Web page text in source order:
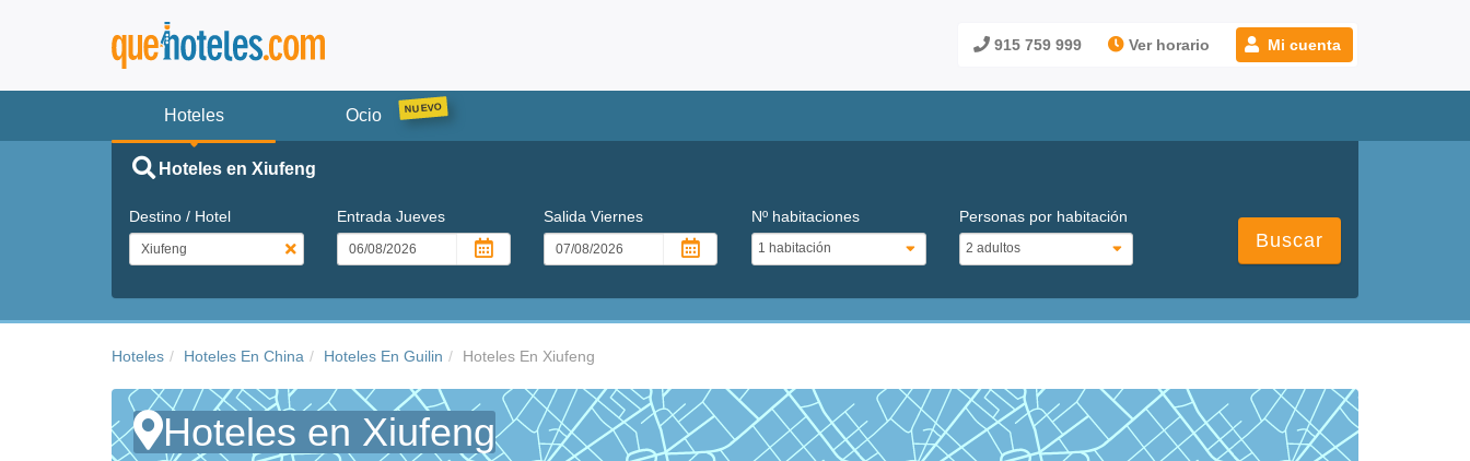
915 759 999 Ver horario Mi cuenta
Hoteles Ocio
Hoteles en Xiufeng
Destino / Hotel Entrada Jueves SalidaViernes Nº habitaciones Personas por habitación
Buscar
Hoteles Hoteles En China Hoteles En Guilin Hoteles En Xiufeng
Hoteles en Xiufeng